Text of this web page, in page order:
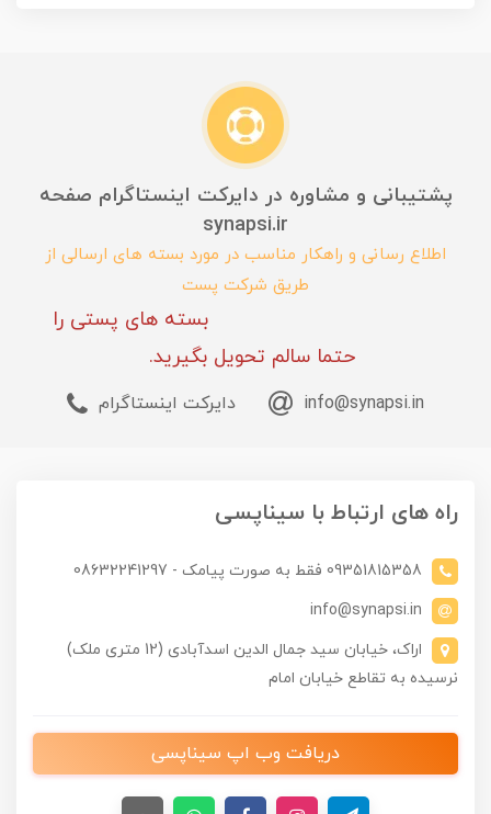
پشتیبانی و مشاوره در دایرکت اینستاگرام صفحه
synapsi.ir
اطلاع رسانی و راهکار مناسب در مورد بسته های ارسالی از
طریق شرکت پست
بسته های پستی را
حتما سالم تحویل بگیرید.
info@synapsi.in دایرکت اینستاگرام
راه های ارتباط با سیناپسی
09351815358 فقط به صورت پیامک - 08632241297
info@synapsi.in
اراک، خیابان سید جمال الدین اسدآبادی (12 متری ملک)
نرسیده به تقاطع خیابان امام
دریافت وب اپ سیناپسی